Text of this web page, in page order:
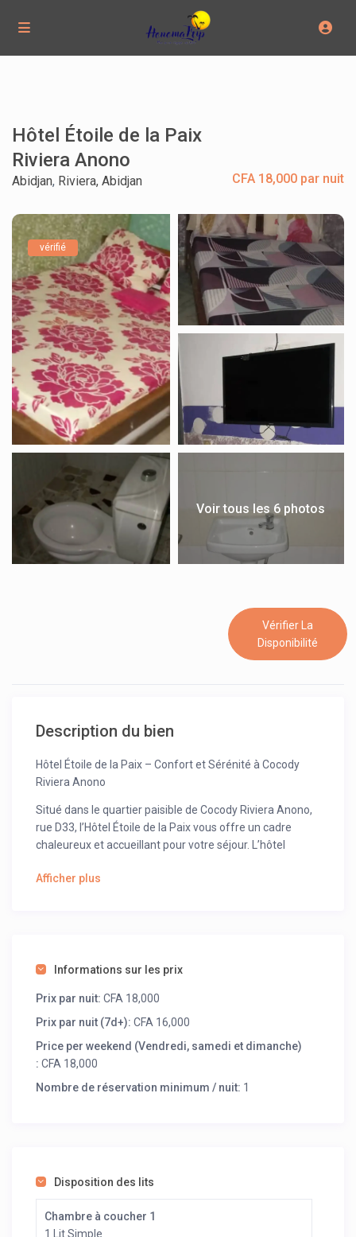
Hôtel Étoile de la Paix
Riviera Anono
CFA 18,000 par nuit
Abidjan, Riviera, Abidjan
vérifié
Voir tous les 6 photos
Vérifier La
Disponibilité
Description du bien
Hôtel Étoile de la Paix – Confort et Sérénité à Cocody
Riviera Anono
Situé dans le quartier paisible de Cocody Riviera Anono,
rue D33, l’Hôtel Étoile de la Paix vous offre un cadre
chaleureux et accueillant pour votre séjour. L’hôtel
vos besoins :
ainsi que d’appartements climatisés de deux et trois
TV avec accès à Canal+
Cuisine équipée (réfrigérateur, micro-ondes)
gracieusement offert à tous les clients. Profitez d’un
Afficher plus
Informations sur les prix
Prix par nuit: CFA 18,000
Prix par nuit (7d+): CFA 16,000
Price per weekend (Vendredi, samedi et dimanche)
: CFA 18,000
Nombre de réservation minimum / nuit: 1
Disposition des lits
Chambre à coucher 1
1 Lit Simple